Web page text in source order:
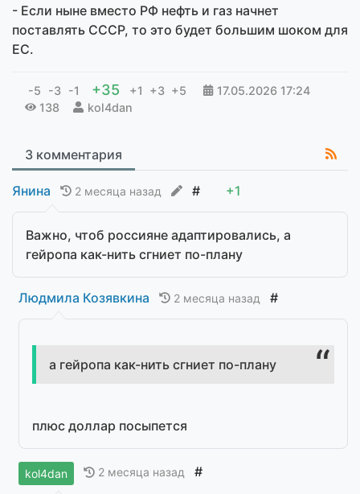
- Если ныне вместо РФ нефть и газ начнет
поставлять СССР, то это будет большим шоком для
ЕС.
-5 -3 -1 +35 +1 +3 +5 17.05.2026 17:24
138
kol4dan
3 комментария
Янина 2 месяца назад # +1
Важно, чтоб россияне адаптировались, а
гейропа как-нить сгниет по-плану
Людмила Козявкина 2 месяца назад #
а гейропа как-нить сгниет по-плану
плюс доллар посыпется
kol4dan 2 месяца назад #